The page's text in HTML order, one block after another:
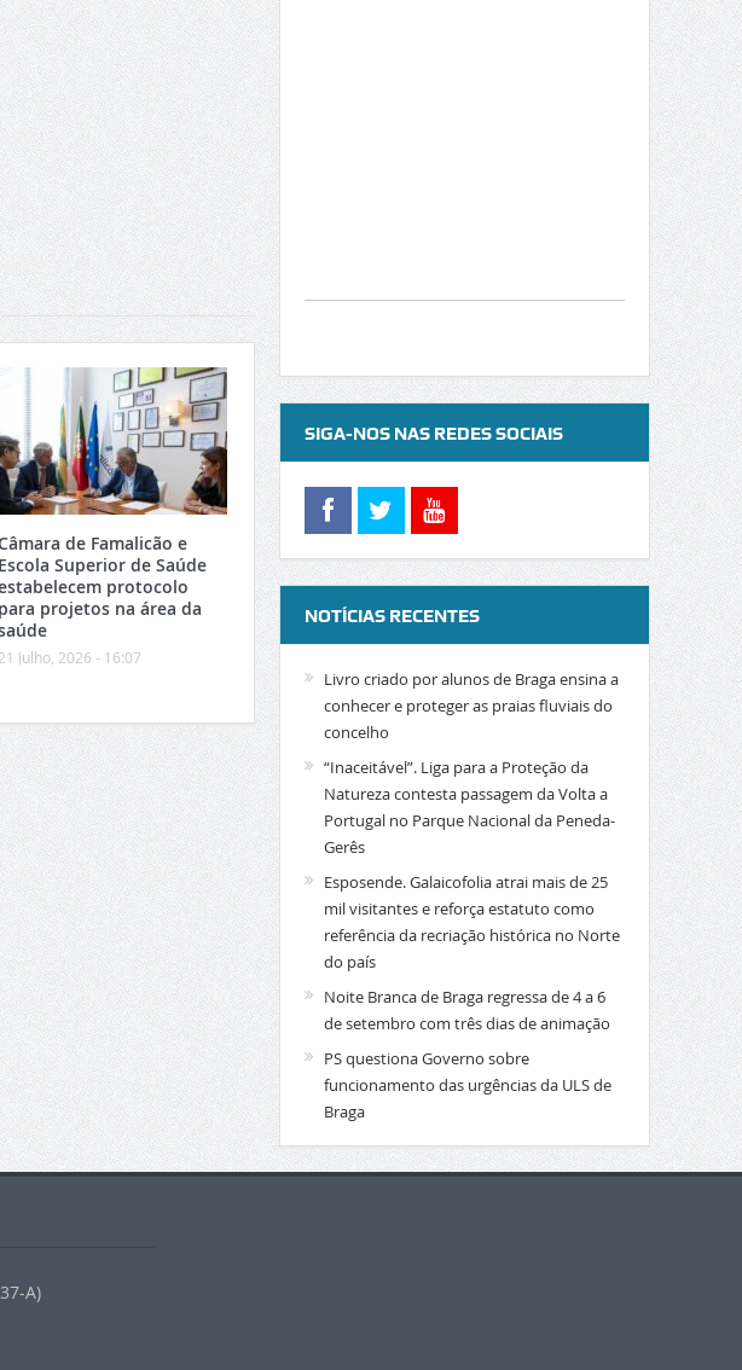
de Famalicão e
Escola Superior de Saúde
protocolo
para projetos na área da
21 Julho, 2026 - 16:07
SIGA-NOS NAS REDES SOCIAIS
NOTÍCIAS RECENTES
Livro criado por alunos de Braga ensina a
conhecer e proteger as praias fluviais do
concelho
“Inaceitável”. Liga para a Proteção da
Natureza contesta passagem da Volta a
Portugal no Parque Nacional da Peneda-
Gerês
Esposende. Galaicofolia atrai mais de 25
mil visitantes e reforça estatuto como
referência da recriação histórica no Norte
do país
Noite Branca de Braga regressa de 4 a 6
de setembro com três dias de animação
PS questiona Governo sobre
funcionamento das urgências da ULS de
Braga
A)